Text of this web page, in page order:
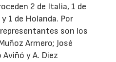
2 de Italia, 1 de
1 de Holanda. Por
son los
Armero; José
Aviñó y A. Diez